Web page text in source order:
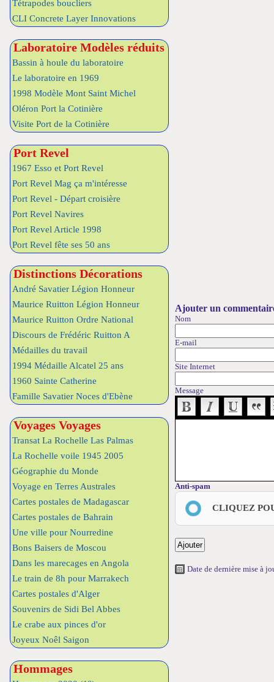
Tétrapodes boucliers
CLI Concrete Layer Innovations
Laboratoire Modèles réduits
Bassin à houle du laboratoire
Le laboratoire en 1969
1998 Modèle Mont Saint Michel
Oléron Port la Cotinière
Visite Port de la Cotinière
Port Revel
1967 Esso et Port Revel
Port Revel Mag ça m'intéresse
Port Revel - Départ croisière
Port Revel Navires
Port Revel Article 1998
Port Revel fête ses 50 ans
Distinctions Décorations
André Savatier Légion Honneur
Maurice Ruitton Légion Honneur
Maurice Ruitton Ordre National
Discours de Frédéric Ruitton A
Médailles du travail
1994 Médaille Alcatel 25 ans
1960 Sainte Catherine
Famille Savatier Noces d'Ebène
Voyages Voyages
Transat La Rochelle Las Palmas
La Rochelle voile 1945 2005
Géographie du Monde
Voyage en Terres Australes
Cartes postales de Madagascar
Cartes postales de Bahrain
Une ville pour Nourredine
Bons Baisers de Moscou
Dans les marecages en Angola
Le train de 8h pour Marrakech
Cartes postales d'Alger
Souvenirs de Sidi Bel Abbes
Le crabe aux pinces d'or
Joyeux Noêl Saigon
Hommages
Ajouter un
Nom
E-mail
Site Internet
Message
Anti-spam
CLIQUEZ
Date de dernière mise à